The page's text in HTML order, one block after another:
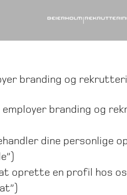
branding og
branding og
dine personlige
oprette en profil hos